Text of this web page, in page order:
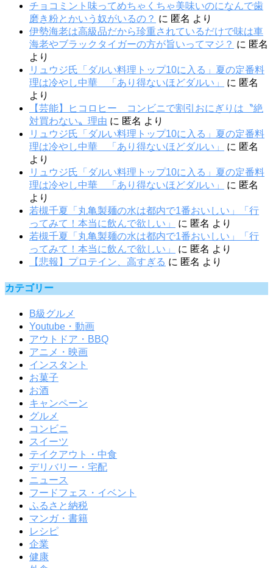
チョコミント味ってめちゃくちゃ美味いのになんで歯
磨き粉とかいう奴がいるの？ に 匿名 より
伊勢海老は高級品だから珍重されているだけで味は車
海老やブラックタイガーの方が旨いってマジ？ に 匿名
より
リュウジ氏「ダルい料理トップ10に入る」夏の定番料
理は冷やし中華 「あり得ないほどダルい」
に 匿名
より
【芸能】ヒコロヒー コンビニで割引おにぎりは〝絶
対買わない〟理由 に 匿名 より
リュウジ氏「ダルい料理トップ10に入る」夏の定番料
理は冷やし中華 「あり得ないほどダルい」
に 匿名
より
リュウジ氏「ダルい料理トップ10に入る」夏の定番料
理は冷やし中華 「あり得ないほどダルい」
に 匿名
より
若槻千夏「丸亀製麺の水は都内で1番おいしい」「行
ってみて！本当に飲んで欲しい」
に 匿名 より
若槻千夏「丸亀製麺の水は都内で1番おいしい」「行
ってみて！本当に飲んで欲しい」
に 匿名 より
【悲報】プロテイン、高すぎる に 匿名 より
カテゴリー
B級グルメ
Youtube・動画
アウトドア・BBQ
アニメ・映画
インスタント
お菓子
お酒
キャンペーン
グルメ
コンビニ
スイーツ
テイクアウト・中食
デリバリー・宅配
ニュース
フードフェス・イベント
ふるさと納税
マンガ・書籍
レシピ
企業
健康